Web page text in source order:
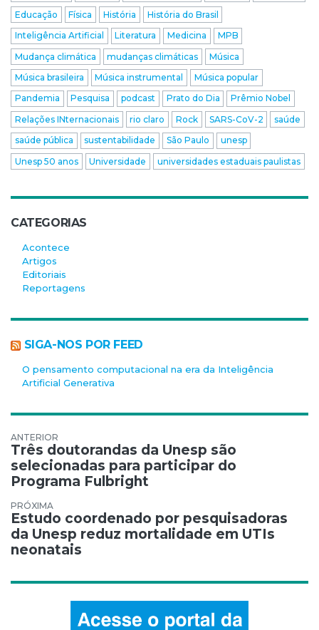
Educação
Física História
História do Brasil
Inteligência Artificial
Literatura Medicina
MPB
Mudança climática
mudanças climáticas
Música
Música brasileira
Música instrumental
Música popular
Pandemia
Pesquisa podcast Prato do Dia
Prêmio Nobel
Relações INternacionais
rio claro Rock SARS-CoV-2
saúde
saúde pública
sustentabilidade São Paulo
unesp
Unesp 50 anos
Universidade universidades estaduais paulistas
CATEGORIAS
Acontece
Artigos
Editoriais
Reportagens
SIGA-NOS POR FEED
O pensamento computacional na era da Inteligência
Artificial Generativa
Navegação de Post
Três doutorandas da Unesp são
selecionadas para participar do
Programa Fulbright
Estudo coordenado por pesquisadoras
da Unesp reduz mortalidade em UTIs
neonatais